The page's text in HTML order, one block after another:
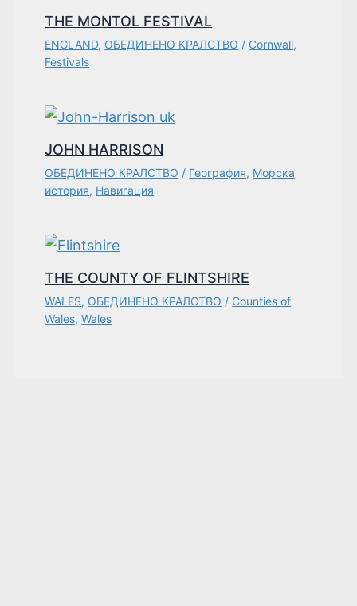
THE MONTOL FESTIVAL
ENGLAND, ОБЕДИНЕНО КРАЛСТВО / Cornwall,
Festivals
JOHN HARRISON
ОБЕДИНЕНО КРАЛСТВО / География, Морска
история, Навигация
THE COUNTY OF FLINTSHIRE
WALES, ОБЕДИНЕНО КРАЛСТВО / Counties of
Wales,Wales